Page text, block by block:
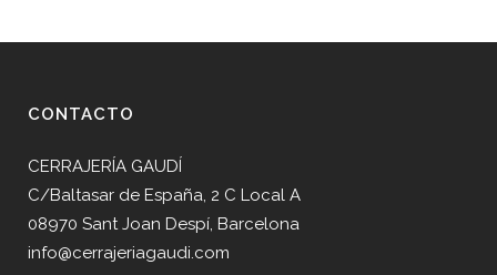
CONTACTO
CERRAJERÍA GAUDÍ
C/Baltasar de España, 2 C Local A
08970 Sant Joan Despí, Barcelona
info@cerrajeriagaudi.com